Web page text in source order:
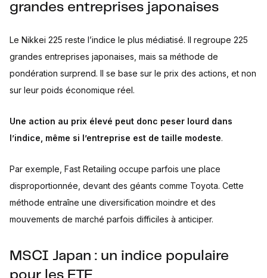
grandes entreprises japonaises
Le Nikkei 225 reste l’indice le plus médiatisé. Il regroupe 225
grandes entreprises japonaises, mais sa méthode de
pondération surprend. Il se base sur le prix des actions, et non
sur leur poids économique réel.
Une action au prix élevé peut donc peser lourd dans
l’indice, même si l’entreprise est de taille modeste.
Par exemple, Fast Retailing occupe parfois une place
disproportionnée, devant des géants comme Toyota. Cette
méthode entraîne une diversification moindre et des
mouvements de marché parfois difficiles à anticiper.
MSCI Japan : un indice populaire